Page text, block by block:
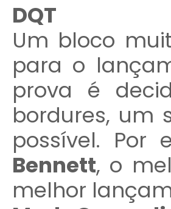
DQT
Um bloco
para o
prova é
bordures, um
possível.
Bennett, o
melhor